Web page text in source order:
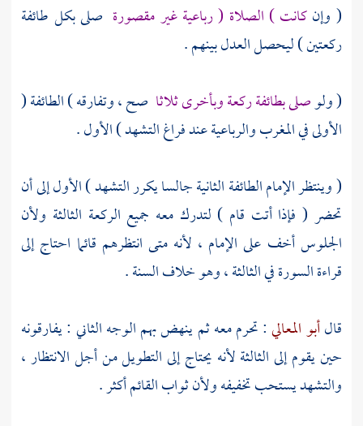
( وإنكانت ) الصلاة ( رباعية غير مقصورة صلى بكل طائفة
ركعتين ) ليحصل العدل بينهم .
( ولوصلى بطائفة ركعة وبأخرى ثلاثا صح ، وتفارقه ) الطائفة (
الأولى في المغرب والرباعية عند فراغ التشهد ) الأول .
( وينتظر الإمام الطائفة الثانية جالسا يكرر التشهد ) الأول إلى أن
تحضر ( فإذا أتت قام ) لتدرك معه جميع الركعة الثالثة ولأن
الجلوس أخف على الإمام ، لأنه متى انتظرهم قائما احتاج إلى
قراءة السورة في الثالثة ، وهو خلاف السنة .
قالأبو المعالي: تحرم معه ثم ينهض بهم الوجه الثاني : يفارقونه
حين يقوم إلى الثالثة لأنه يحتاج إلى التطويل من أجل الانتظار ،
والتشهد يستحب تخفيفه ولأن ثواب القائم أكثر .